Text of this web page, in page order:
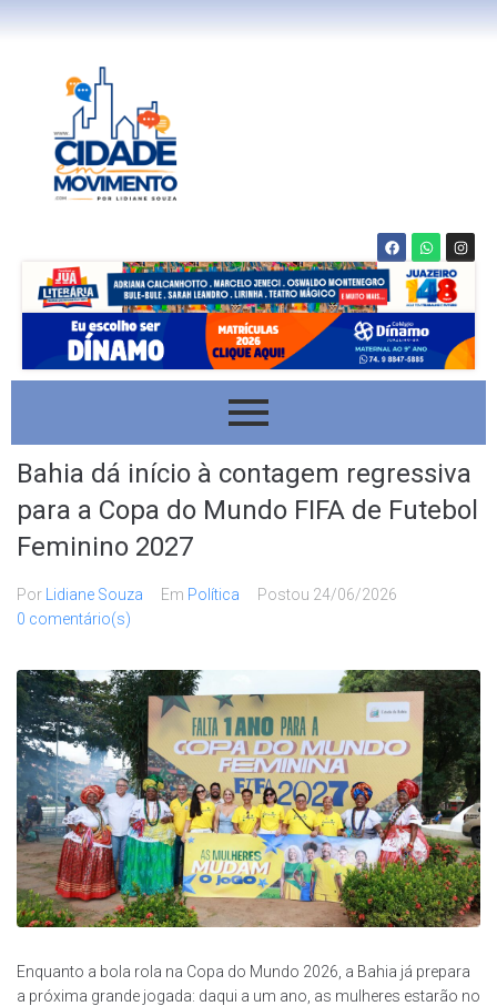
Bahia dá início à contagem regressiva
para a Copa do Mundo FIFA de Futebol
Feminino 2027
Por Lidiane Souza Em Política Postou 24/06/2026
0 comentário(s)
Enquanto a bola rola na Copa do Mundo 2026, a Bahia já prepara
a próxima grande jogada: daqui a um ano, as mulheres estarão no